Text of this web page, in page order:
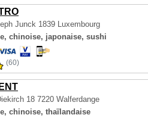
Junck 1839 Luxembourg
chinoise, japonaise, sushi
(60)
18 7220 Walferdange
chinoise, thaïlandaise